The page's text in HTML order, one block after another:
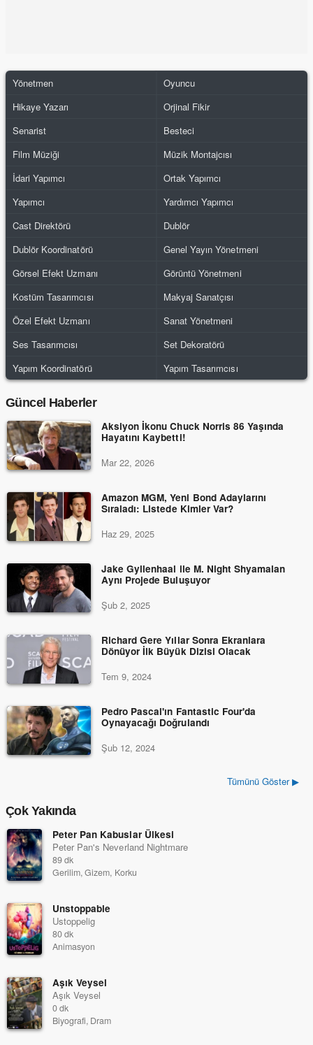
Yönetmen
Oyuncu
Hikaye Yazarı
Orjinal Fikir
Senarist
Besteci
Film Müziği
Müzik Montajcısı
İdari Yapımcı
Ortak Yapımcı
Yapımcı
Yardımcı Yapımcı
Cast Direktörü
Dublör
Dublör Koordinatörü
Genel Yayın Yönetmeni
Görsel Efekt Uzmanı
Görüntü Yönetmeni
Kostüm Tasarımcısı
Makyaj Sanatçısı
Özel Efekt Uzmanı
Sanat Yönetmeni
Ses Tasarımcısı
Set Dekoratörü
Yapım Koordinatörü
Yapım Tasarımcısı
Güncel Haberler
Aksiyon İkonu Chuck Norris 86 Yaşında
Hayatını Kaybetti!
Mar 22, 2026
Amazon MGM, Yeni Bond Adaylarını
Sıraladı: Listede Kimler Var?
Haz 29, 2025
Jake Gyllenhaal ile M. Night Shyamalan
Aynı Projede Buluşuyor
Şub 2, 2025
Richard Gere Yıllar Sonra Ekranlara
Dönüyor İlk Büyük Dizisi Olacak
Tem 9, 2024
Pedro Pascal'ın Fantastic Four'da
Oynayacağı Doğrulandı
Şub 12, 2024
Tümünü Göster ▶
Çok Yakında
Peter Pan Kabuslar Ülkesi
Peter Pan's Neverland Nightmare
89 dk
Gerilim, Gizem, Korku
Unstoppable
Ustoppelig
80 dk
Animasyon
Aşık Veysel
Aşık Veysel
0 dk
Biyografi, Dram